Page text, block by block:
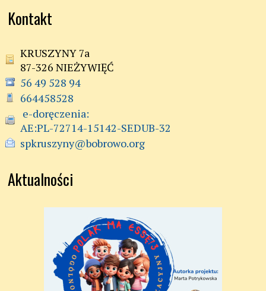
Kontakt
KRUSZYNY 7a
87-326 NIEŻYWIĘĆ
56 49 528 94
664458528
AE:PL-72714-15142-SEDUB-32
spkruszyny@bobrowo.org
Aktualności